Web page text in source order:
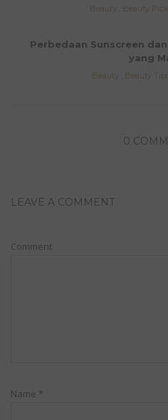
Beauty Beauty Picks
Perbedaan Sunscreen
yang
Beauty Beauty Tips
0
LEAVE A COMMENT
Comment
Name *